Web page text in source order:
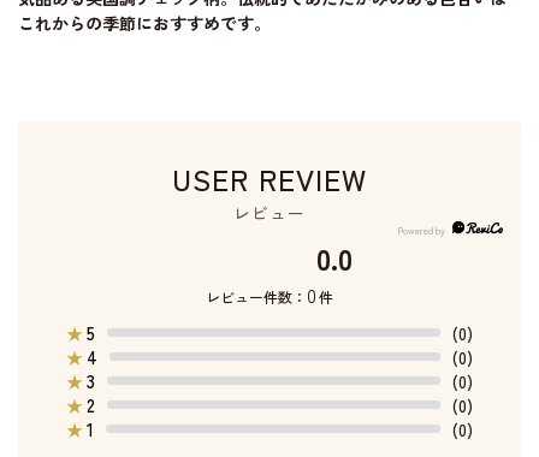
これからの季節におすすめです。
USER REVIEW
レビュー
0.0
レビュー件数： 0件
★5
(0)
★ 4
(0)
★3
(0)
★2
(0)
★1
(0)